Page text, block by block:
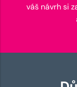
váš návrh si